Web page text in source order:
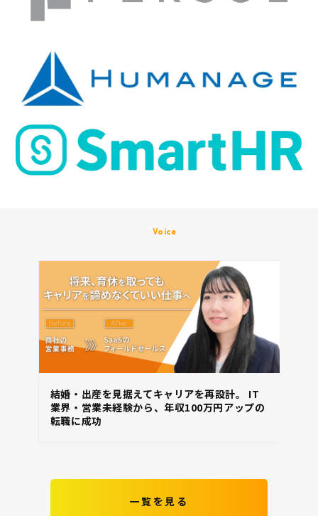
Voice
結婚・出産を見据えてキャリアを再設計。 IT
業界・営業未経験から、年収100万円アップの
転職に成功
一覧を見る